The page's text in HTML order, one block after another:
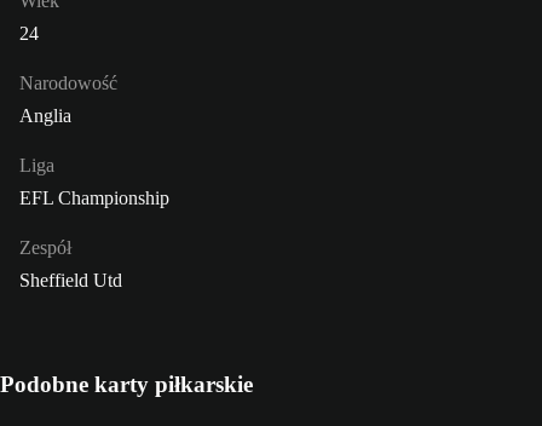
24
Narodowość
Anglia
Liga
EFL Championship
Zespół
Sheffield Utd
Podobne karty piłkarskie